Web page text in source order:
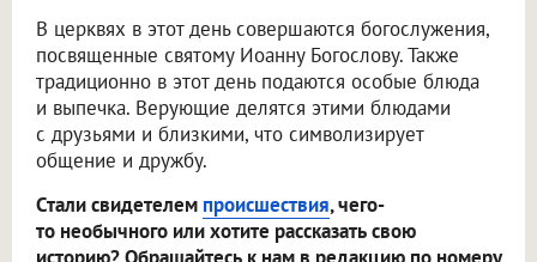
В церквях в этот день совершаются богослужения,
посвященные святому Иоанну Богослову. Также
традиционно в этот день подаются особые блюда
и выпечка. Верующие делятся этими блюдами
с друзьями и близкими, что символизирует
общение и дружбу.
Стали свидетелем происшествия, чего-
то необычного или хотите рассказать свою